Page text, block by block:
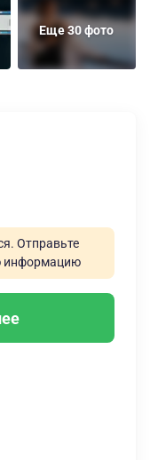
Еще 30 фото
Отправьте
информацию